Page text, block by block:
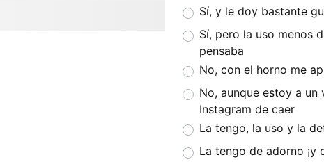
Sí, y le doy bastante
Sí, pero la uso menos
pensaba
No, con el horno me
No, aunque estoy a un
Instagram de caer
La tengo, la uso y la
La tengo de adorno ¡y